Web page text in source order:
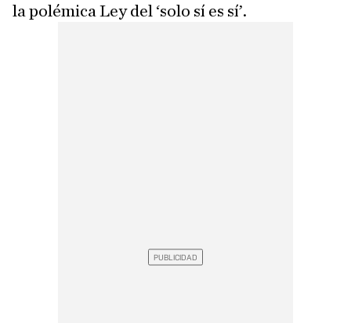
la polémica Ley del ‘solo sí es sí’.